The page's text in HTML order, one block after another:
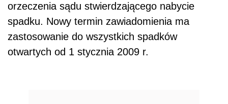
orzeczenia sądu stwierdzającego nabycie
spadku. Nowy termin zawiadomienia ma
zastosowanie do wszystkich spadków
otwartych od 1 stycznia 2009 r.